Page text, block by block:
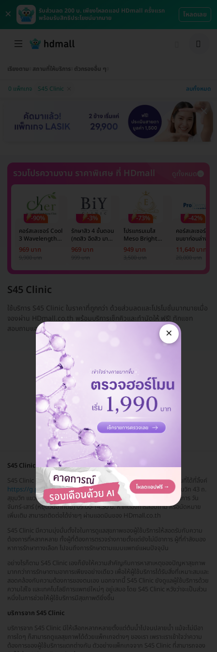
×
รับส่วนลด 200 บ. เพียงโหลดแอป HDmall ครั้งแรก
พร้อมรับสิทธิประโยชน์มากมาย
โหลดเลย
เรียงตาม สถานที่ให้บริการ ตัวกรองอื่น ๆ
0 แพ็กเกจ S45 Clinic ลบทั้งหมด
รวมโปรความงาม ราคาพิเศษ ที่ HDmall ดูทั้งหมด
-90%
คอร์สเลเซอร์ Cool
3 Wavelength
Diode กำจัดขน
รักแร้ 1 ปี 12 ครั้ง
969 บาท
9,900 บาท
-3%
รักษาสิว 4 ขั้นตอน
(กดสิว ฉีดสิว มาส์ก
หน้า และฉายแสง)
1 ครั้ง
969 บาท
999 บาท
-73%
โปรแกรมเมโส
Meso Bright
จำนวนซีซีขึ้นอยู่กับ
แพทย์ประเมิน เพื่อ
ครั้ง
949 บาท
3,500 บาท
-42%
คอร์สเลเซอร์กำจั
ขนขาท่อนล่าง 2
ข้าง 5 ครั้ง ด้วย
เลเซอร์
11,640 บาท
20,000 บาท
S45 Clinic
ใช้บริการ S45 Clinic ในราคาที่ถูกกว่า ด้วยส่วนลดและโปรโมชั่นมากมายเมื่อ
จองผ่าน HDmall.co.th พร้อมบริการเช็กคิวและทำนัดให้ ฟรี! ทักแชท
สอบถามแอดมินได...
แอดมินพร้อมดูแลคุณทุกวันทางไลน์
คุยกับแอดมิน ฟรี!
S45 Clinic
S45 Clinic ตั้งอยู่วัฒนา เดินทางสะดวกBTS พร้อมพงษ์ สามารถกดดูแผนที่ได้ที่ลิ้งค์
https://g.page/S45Clinic-Bangk...ที่อยู่ ตึก B เลขที่ 783-785 ซ. สุขุมวิท 43 ถ.
สุขุมวิท แขวงคลองเตยเหนือ เขตวัฒนา กรุงเทพมหานคร 10110 เวลาทำการ วัน
จันทร์-เสาร์ (หยุดวันอาทิตย์) 09.00-14.30 น. หากต้องการสอบถาม หรือนัดหมาย
เพิ่มเติม สามารถติดต่อได้ง่ายๆ ผ่านแอดมินของ HDmall.co.th
S45 Clinic มีความมุ่งมั่นตั้งใจในการดูแลสุขภาพของผู้ใช้บริการให้สอดรับกับความ
ต้องการที่หลากหลาย ทั้งผู้ที่ต้องการตรวจร่างกายตั้งแต่ยังไม่มีอาการ ผู้ที่กำลังมอง
หาการรักษาทางเลือก ไปจนถึงการรักษาตามแบบแพทย์แผนปัจจุบัน
อย่างไรก็ตาม S45 Clinic เองก็ยังให้ความสำคัญกับการหาสาเหตุของปัญหาสุขภาพ
มากกว่าการรักษาตามอาการเพียงอย่างเดียว เพื่อให้ผู้ใช้บริการได้รับสิ่งที่เหมาะสมและ
สอดคล้องกับความต้องการของตนเอง นอกจากนี้ S45 Clinic ยังดูแลผู้ใช้บริการด้วย
ความใส่ใจ และเทคโนโลยีการแพทย์ใหม่ๆ อยู่เสมอ โดย S45 Clinic หวังว่าจะเป็นส่วน
หนึ่งในการช่วยให้ผู้ใช้บริการมีสุขภาพดียิ่งขึ้น
บริการจาก S45 Clinic
บริการจาก S45 Clinic มีให้เลือกหลากหลายตั้งแต่ต้นน้ำไปจนปลายน้ำ แม้จะไม่มีอา
การใดๆ ก็สามารถดูแลสุขภาพได้ด้วยแพ็กเกจต่างๆ ของเรา เพราะเราเข้าใจว่าความ
ต้องการของผู้ใช้บริการแตกต่างกัน ตัวอย่างแพ็กเกจจาก S45 Clinic ที่สามารถจอง
×